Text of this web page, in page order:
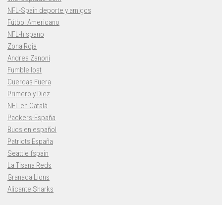
NFL-Spain deporte y amigos
Fútbol Americano
NFL-hispano
Zona Roja
Andrea Zanoni
Fumble lost
Cuerdas Fuera
Primero y Diez
NFL en Català
Packers-España
Bucs en español
Patriots España
Seattle fspain
La Tisana Reds
Granada Lions
Alicante Sharks